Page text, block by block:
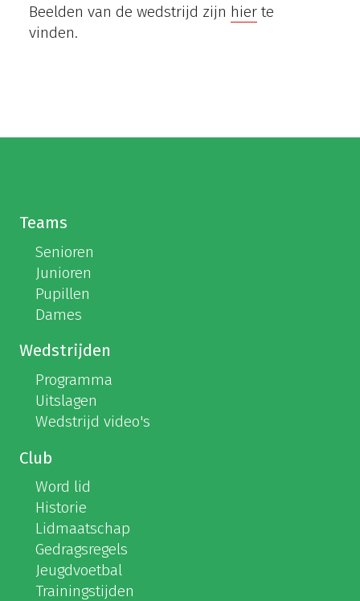
Beelden van de wedstrijd zijn hier te
vinden.
Teams
Senioren
Junioren
Pupillen
Dames
Wedstrijden
Programma
Uitslagen
Wedstrijd video's
Club
Word lid
Historie
Lidmaatschap
Gedragsregels
Jeugdvoetbal
Trainingstijden